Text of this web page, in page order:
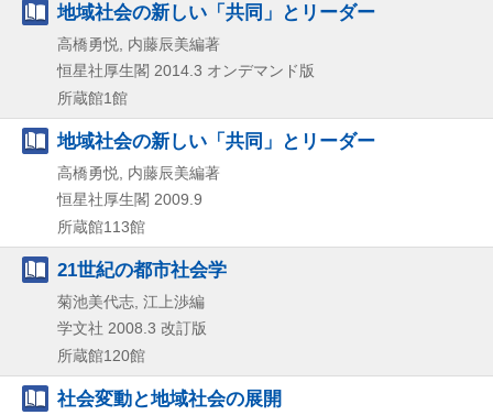
地域社会の新しい「共同」とリーダー
高橋勇悦, 内藤辰美編著
恒星社厚生閣 2014.3 オンデマンド版
所蔵館1館
地域社会の新しい「共同」とリーダー
高橋勇悦, 内藤辰美編著
恒星社厚生閣 2009.9
所蔵館113館
21世紀の都市社会学
菊池美代志, 江上渉編
学文社 2008.3 改訂版
所蔵館120館
社会変動と地域社会の展開